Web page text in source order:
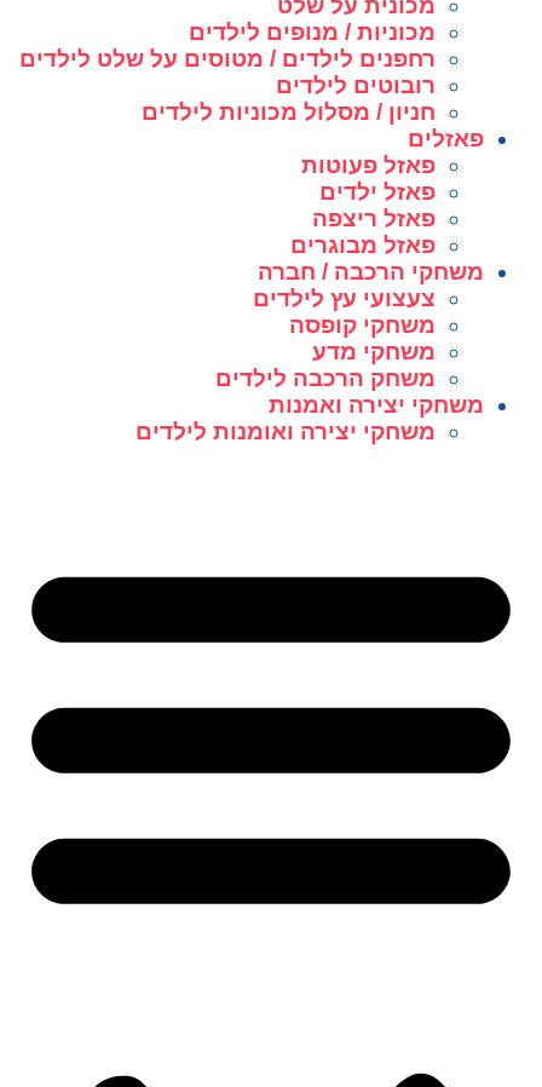
מכונית על שלט
מכוניות / מנופים לילדים
רחפנים לילדים / מטוסים על שלט לילדים
רובוטים לילדים
חניון / מסלול מכוניות לילדים
פאזלים
פאזל פעוטות
פאזל ילדים
פאזל ריצפה
פאזל מבוגרים
משחקי הרכבה / חברה
צעצועי עץ לילדים
משחקי קופסה
משחקי מדע
משחק הרכבה לילדים
משחקי יצירה ואמנות
משחקי יצירה ואומנות לילדים